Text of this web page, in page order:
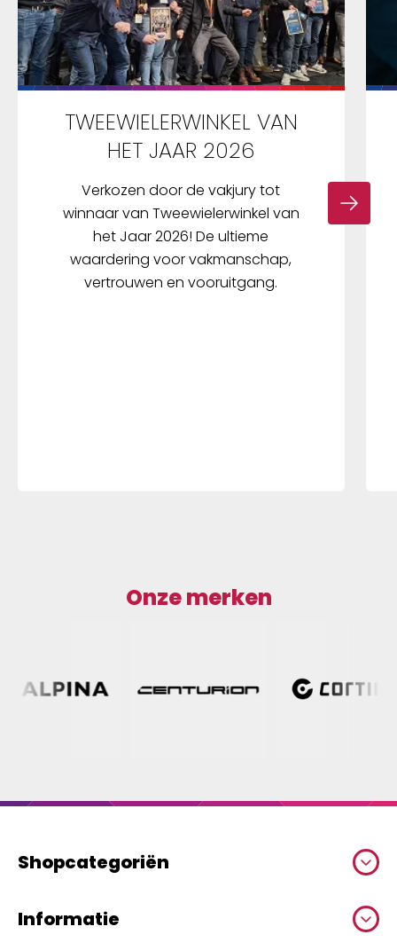
TWEEWIELERWINKEL VAN
HET JAAR 2026
Verkozen door de vakjury tot
winnaar van Tweewielerwinkel van
het Jaar 2026! De ultieme
waardering voor vakmanschap,
vertrouwen en vooruitgang.
Onze merken
Shopcategoriën
Informatie